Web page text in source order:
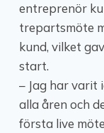
entreprenör
trepartsmöte
kund, vilket
start.
– Jag har varit
alla åren och
första live